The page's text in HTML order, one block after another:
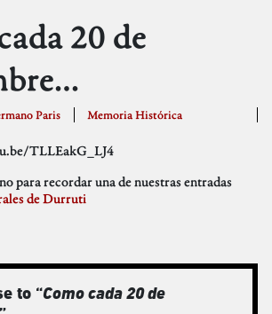
20 de
Paris Memoria Histórica
TLLEakG_LJ4
para recordar una de nuestras entradas
de Durruti
to “Como cada 20 de